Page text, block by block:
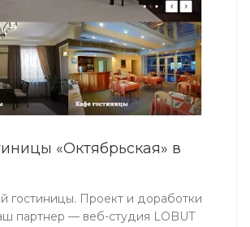
«Октябрьская» в
гостиницы. Проект и доработки
партнер — веб-студия LOBUT